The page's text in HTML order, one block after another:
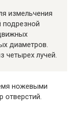
измельчения
подрезной
диаметров.
четырех лучей.
ножевыми